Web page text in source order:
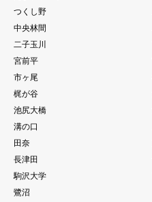
つくし野
中央林間
二子玉川
宮前平
市ヶ尾
梶が谷
池尻大橋
溝の口
田奈
長津田
駒沢大学
鷺沼